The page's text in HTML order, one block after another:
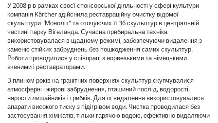
У 2008 р в рамках своєї спонсорської діяльності у сфері культури
компанія Kärcher здійснила реставраційну очистку відомої
скульптури "Моноліт" та оточуючих її 36 скульптур в центральній
частині парку Вігеланда. Сучасна прибиральна техніка
використовувалася в щадному режимі, забезпечуючи видалення з
каменю стійких забруднень без пошкодження самих скульптур.
Роботи проводилися у співпраці з норвезькими та німецькими
вченими і реставраторами.
З плином років на гранітних поверхнях скульптур скупчувалися
атмосферні і жирові забруднення, пташиний послід, водорості,
нарости лишайників і грибків. Для їх видалення використовувалися
апарати високого тиску з підігрівом води. Чистка проводилася без
застосування хімікатів, тільки гарячою водою, ефективно видаляючи